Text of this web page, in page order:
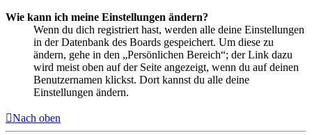
Wie kann ich meine Einstellungen ändern?
Wenn du dich registriert hast, werden alle deine Einstellungen
in der Datenbank des Boards gespeichert. Um diese zu
ändern, gehe in den „Persönlichen Bereich“; der Link dazu
wird meist oben auf der Seite angezeigt, wenn du auf deinen
Benutzernamen klickst. Dort kannst du alle deine
Einstellungen ändern.
Nach oben